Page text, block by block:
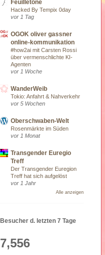
Feuilletöne
Hacked By Tempix 0day
vor 1 Tag
OGOK oliver gassner
online-kommunikation
#how2ai mit Carsten Rossi
über vermenschlichte KI-
Agenten
vor 1 Woche
WanderWeib
Tokio: Anfahrt & Nahverkehr
vor 5 Wochen
Oberschwaben-Welt
Rosenmärkte im Süden
vor 1 Monat
Transgender Euregio
Treff
Der Transgender Euregion
Treff hat sich aufgelöst
vor 1 Jahr
Alle anzeigen
Besucher d. letzten 7 Tage
7,556